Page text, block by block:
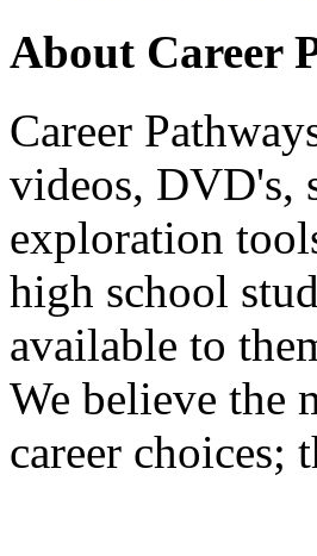
About Career
Career
videos, DVD's,
exploration
high school
available to
We believe the
career choices;